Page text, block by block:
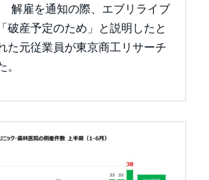
雇を通知の際、エブリライブ
破産予定のため」と説明したと
た元従業員が東京商工リサーチ